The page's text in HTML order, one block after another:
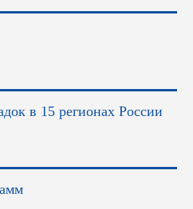
в 15 регионах России